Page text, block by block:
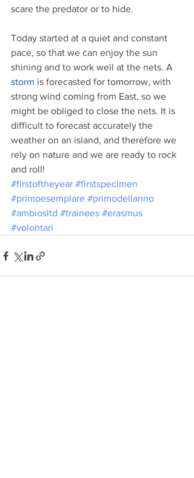
scare the predator or to hide.
Today started at a quiet and constant
pace, so that we can enjoy the sun
shining and to work well at the nets. A
storm is forecasted for tomorrow, with
strong wind coming from East, so we
might be obliged to close the nets. It is
difficult to forecast accurately the
weather on an island, and therefore we
rely on nature and we are ready to rock
and roll!
#firstoftheyear #firstspecimen
#primoesemplare #primodellanno
#ambiosltd #trainees #erasmus
#volontari